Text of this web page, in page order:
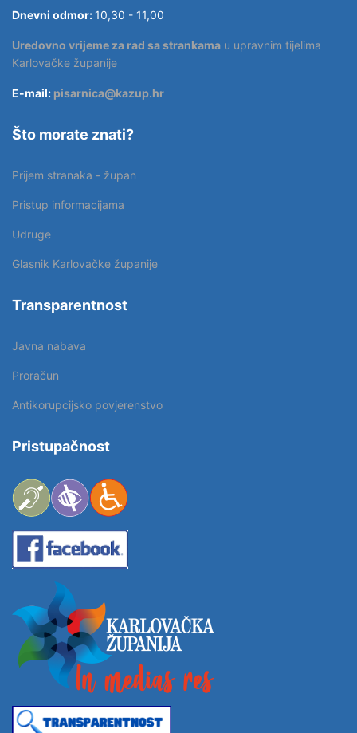
Dnevni odmor: 10,30 - 11,00
Uredovno vrijeme za rad sa strankama u upravnim tijelima
Karlovačke županije
E-mail: pisarnica@kazup.hr
Što morate znati?
Prijem stranaka - župan
Pristup informacijama
Udruge
Glasnik Karlovačke županije
Transparentnost
Javna nabava
Proračun
Antikorupcijsko povjerenstvo
Pristupačnost